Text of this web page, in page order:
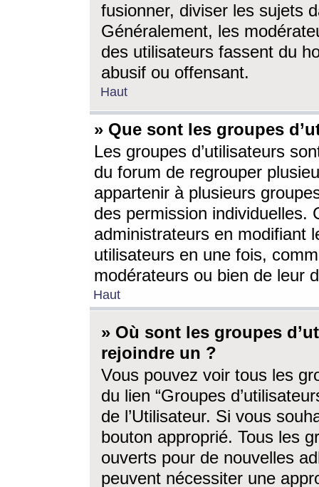
fusionner, diviser les sujets
Généralement, les
des utilisateurs fassent du
abusif ou offensant.
Haut
» Que sont les groupes
Les groupes d’utilisateurs
du forum de regrouper
appartenir à plusieurs
des permission individuelles.
administrateurs en modifiant
utilisateurs en une fois,
modérateurs ou bien de leur
Haut
» Où sont les groupes
rejoindre un ?
Vous pouvez voir tous les
du lien “Groupes
de l’Utilisateur. Si vous
bouton approprié. Tous les
ouverts pour de nouvelles
peuvent nécessiter une